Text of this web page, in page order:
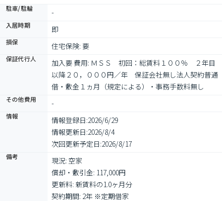
駐車/駐輪 -
入居時期 即
損保 住宅保険: 要
保証代行人
加入要 費用: ＭＳＳ　初回：総賃料１００％　２年目
以降２０，０００円／年　保証会社無し法人契約普通
借・敷金１ヵ月（規定による）・事務手数料無し
その他費用 -
情報 情報登録日:2026/6/29
情報更新日:2026/8/4
次回更新予定日:2026/8/17
備考
現況: 空家
償却・敷引金: 117,000円
更新料: 新賃料の1.0ヶ月分
契約期間: 2年 ※定期借家